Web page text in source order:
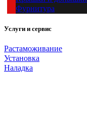
Фурнитура
Услуги и сервис
Растаможивание
Установка
Наладка